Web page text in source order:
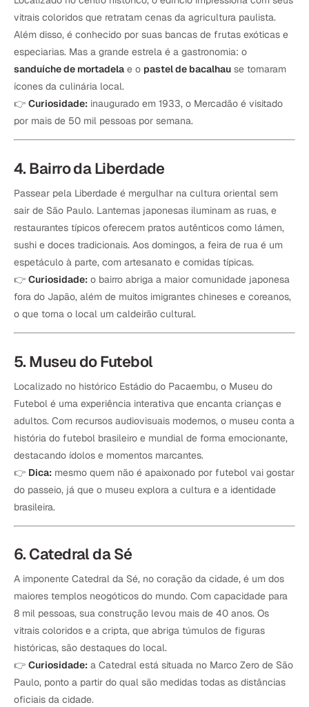
vitrais coloridos que retratam cenas da agricultura paulista.
Além disso, é conhecido por suas bancas de frutas exóticas e
especiarias. Mas a grande estrela é a gastronomia: o
sanduíche de mortadela e o pastel de bacalhau se tornaram
ícones da culinária local.
👉 Curiosidade: inaugurado em 1933, o Mercadão é visitado
por mais de 50 mil pessoas por semana.
4. Bairro da Liberdade
Passear pela Liberdade é mergulhar na cultura oriental sem
sair de São Paulo. Lanternas japonesas iluminam as ruas, e
restaurantes típicos oferecem pratos autênticos como lámen,
sushi e doces tradicionais. Aos domingos, a feira de rua é um
espetáculo à parte, com artesanato e comidas típicas.
👉 Curiosidade: o bairro abriga a maior comunidade japonesa
fora do Japão, além de muitos imigrantes chineses e coreanos,
o que torna o local um caldeirão cultural.
5. Museu do Futebol
Localizado no histórico Estádio do Pacaembu, o Museu do
Futebol é uma experiência interativa que encanta crianças e
adultos. Com recursos audiovisuais modernos, o museu conta a
história do futebol brasileiro e mundial de forma emocionante,
destacando ídolos e momentos marcantes.
👉 Dica: mesmo quem não é apaixonado por futebol vai gostar
do passeio, já que o museu explora a cultura e a identidade
brasileira.
6. Catedral da Sé
A imponente Catedral da Sé, no coração da cidade, é um dos
maiores templos neogóticos do mundo. Com capacidade para
8 mil pessoas, sua construção levou mais de 40 anos. Os
vitrais coloridos e a cripta, que abriga túmulos de figuras
históricas, são destaques do local.
👉 Curiosidade: a Catedral está situada no Marco Zero de São
Paulo, ponto a partir do qual são medidas todas as distâncias
oficiais da cidade.